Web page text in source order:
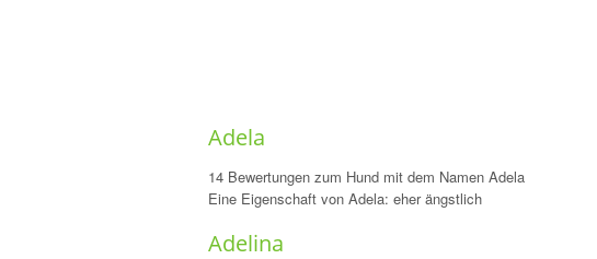
Adela
14 Bewertungen zum Hund mit dem Namen Adela
Eine Eigenschaft von Adela: eher ängstlich
Adelina